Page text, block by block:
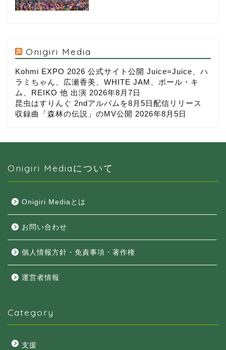
Onigiri Media
Kohmi EXPO 2026 公式サイト公開 Juice=Juice、ハ
ラミちゃん、広瀬香美、WHITE JAM、ポール・キ
ム、REIKO 他 出演 2026年8月7日
昆虫はすりんぐ 2ndアルバムを8月5日配信リリース
収録曲「森林の伝説」のMV公開 2026年8月5日
Onigiri Mediaについて
Onigiri Mediaとは
お問い合わせ
個人情報方針・免責事項・著作権
運営者情報
Category
支援